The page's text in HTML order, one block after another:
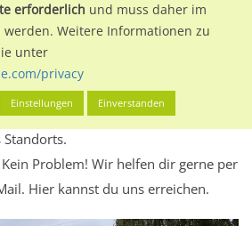
der Buchung im Detail über den
und Werbewirkung sowie
in den zugelassenen
du direkt im unteren Teil dieser Seite
Problem! Wir helfen dir gerne per
Hier kannst du uns erreichen.
erforderlich und muss daher im
Weitere Informationen zu
unter
privacy
Einstellungen Einverstanden